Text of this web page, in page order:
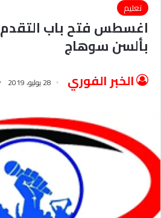
تعليم
اغسطس فتح باب التقدم
بألسن سوهاج
الخبر الفوري 28 يوليو، 2019